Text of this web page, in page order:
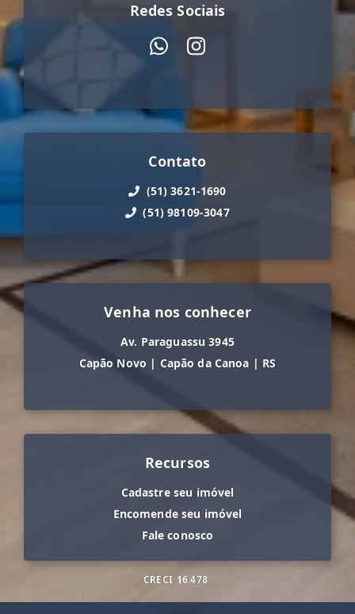
Redes Sociais
Contato
(51) 3621-1690
(51) 98109-3047
Venha nos conhecer
Av. Paraguassu 3945
Capão Novo | Capão da Canoa | RS
Recursos
Cadastre seu imóvel
Encomende seu imóvel
Fale conosco
CRECI 16.478